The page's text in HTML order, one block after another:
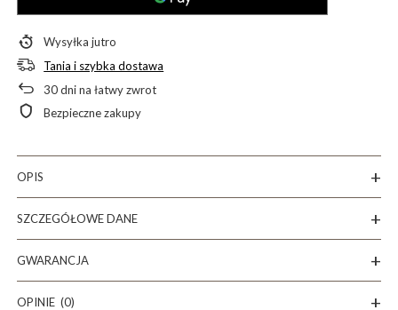
Wysyłkajutro
Tania i szybka dostawa
30dni na łatwy zwrot
Bezpieczne zakupy
OPIS
SZCZEGÓŁOWE DANE
GWARANCJA
OPINIE (0)